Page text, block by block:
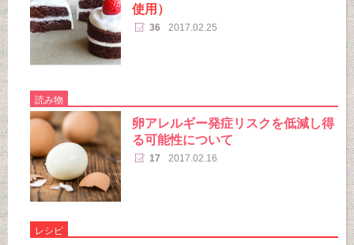
使用）
36 2017.02.25
読み物
卵アレルギー発症リスクを低減し得
る可能性について
17 2017.02.16
レシピ